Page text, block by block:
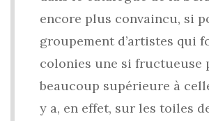
encore plus convaincu, si
groupement d’artistes qui
colonies une si fructueuse
beaucoup supérieure à
y a, en effet, sur les toiles